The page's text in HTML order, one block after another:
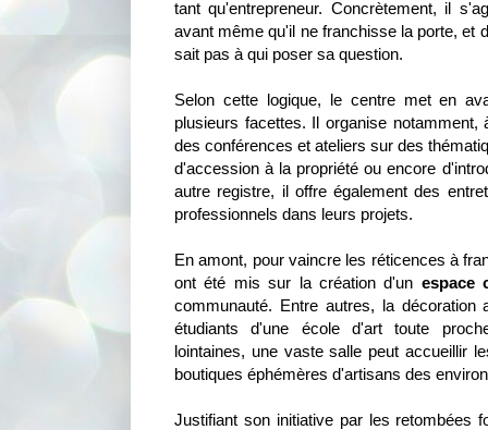
tant qu'entrepreneur. Concrètement, il
avant même qu'il ne franchisse la porte, et
sait pas à qui poser sa question.
Selon cette logique, le centre met en
plusieurs facettes. Il organise
des conférences et ateliers sur des
d'accession à la propriété ou encore
autre registre, il offre également des
professionnels dans leurs projets.
En amont, pour vaincre les réticences à
ont été mis sur la création d'un espace
communauté. Entre autres, la décoration
étudiants d'une école d'art toute
lointaines, une vaste salle peut accueillir
boutiques éphémères d'artisans des
Justifiant son initiative par les retombées